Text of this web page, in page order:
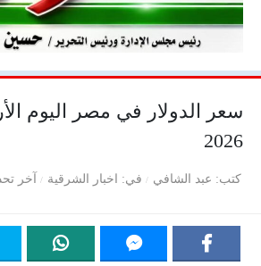
2026
كتب عبد الشافي في اخبار الشرقية آخر